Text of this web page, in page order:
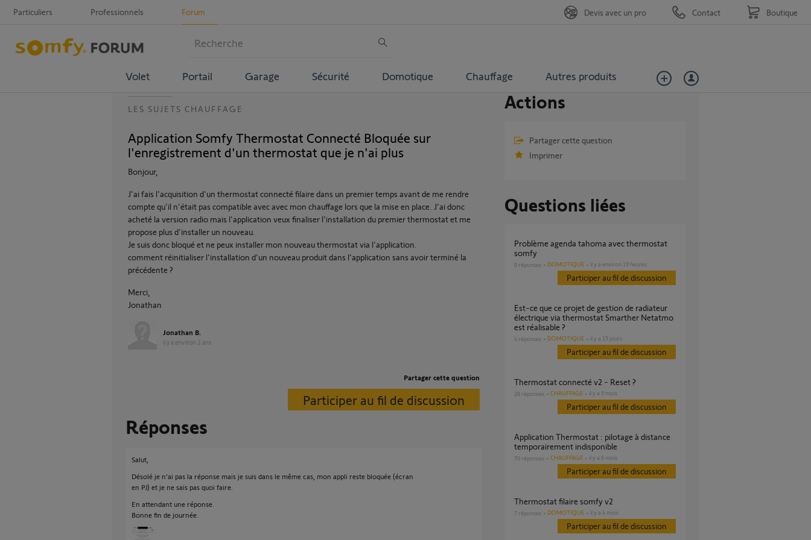
Particuliers Professionnels Forum
Volet Portail Garage Sécurité Domotique Chauffage Autres produits
Devis avec un pro Contact Boutique
LES SUJETS CHAUFFAGE
Application Somfy Thermostat Connecté Bloquée sur
l'enregistrement d'un thermostat que je n'ai plus
Bonjour,
J'ai fais l'acquisition d'un thermostat connecté filaire dans un premier temps avant de me rendre
compte qu'il n'était pas compatible avec avec mon chauffage lors que la mise en place. J'ai donc
acheté la version radio mais l'application veux finaliser l'installation du premier thermostat et me
propose plus d'installer un nouveau.
Je suis donc bloqué et ne peux installer mon nouveau thermostat via l'application.
comment réinitialiser l'installation d'un nouveau produit dans l'application sans avoir terminé la
précédente ?
Merci,
Jonathan
Jonathan B.
il y a environ 2 ans
Partager cette question
Participer au fil de discussion
Réponses
Salut,
Désolé je n’ai pas la réponse mais je suis dans le même cas, mon appli reste bloquée (écran
en PJ) et je ne sais pas quoi faire.
En attendant une réponse.
Bonne fin de journée.
Actions
Partager cette question
Imprimer
Questions liées
Problème agenda tahoma avec thermostat
somfy
0 réponses DOMOTIQUE il y a environ 19 heures
Participer au fil de discussion
Est-ce que ce projet de gestion de radiateur
électrique via thermostat Smarther Netatmo
est réalisable ?
4 réponses DOMOTIQUE il y a 15 jours
Participer au fil de discussion
Thermostat connecté v2 - Reset ?
28 réponses CHAUFFAGE il y a 9 mois
Participer au fil de discussion
Application Thermostat : pilotage à distance
temporairement indisponible
70 réponses CHAUFFAGE il y a 6 mois
Participer au fil de discussion
Thermostat filaire somfy v2
7 réponses DOMOTIQUE il y a 4 mois
Participer au fil de discussion